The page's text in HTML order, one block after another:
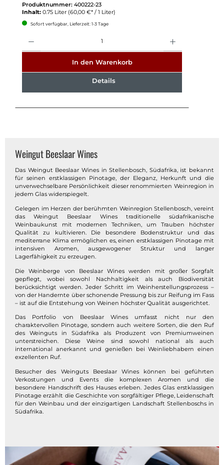
Produktnummer: 400222-23
Inhalt: 0.75 Liter (60,00 €* / 1 Liter)
Sofort verfügbar, Lieferzeit: 1-3 Tage
In den Warenkorb
Details
Weingut Beeslaar Wines
Das Weingut Beeslaar Wines in Stellenbosch, Südafrika, ist bekannt
für seinen erstklassigen Pinotage, der Eleganz, Herkunft und die
unverwechselbare Persönlichkeit dieser renommierten Weinregion in
jedem Glas widerspiegelt.
Gelegen im Herzen der berühmten Weinregion Stellenbosch, vereint
das Weingut Beeslaar Wines traditionelle südafrikanische
Weinbaukunst mit modernen Techniken, um Trauben höchster
Qualität zu kultivieren. Die besondere Bodenstruktur und das
mediterrane Klima ermöglichen es, einen erstklassigen Pinotage mit
intensiven Aromen, ausgewogener Struktur und langer
Lagerfähigkeit zu erzeugen.
Die Weinberge von Beeslaar Wines werden mit großer Sorgfalt
gepflegt, wobei sowohl Nachhaltigkeit als auch Biodiversität
berücksichtigt werden. Jeder Schritt im Weinherstellungsprozess –
von der Handernte über schonende Pressung bis zur Reifung im Fass
– ist auf die Entstehung von Weinen höchster Qualität ausgerichtet.
Das Portfolio von Beeslaar Wines umfasst nicht nur den
charaktervollen Pinotage, sondern auch weitere Sorten, die den Ruf
des Weinguts in Südafrika als Produzent von Premiumweinen
unterstreichen. Diese Weine sind sowohl national als auch
international anerkannt und genießen bei Weinliebhabern einen
exzellenten Ruf.
Besucher des Weinguts Beeslaar Wines können bei geführten
Verkostungen und Events die komplexen Aromen und die
besondere Handschrift des Hauses erleben. Jedes Glas erstklassigen
Pinotage erzählt die Geschichte von sorgfältiger Pflege, Leidenschaft
für den Weinbau und der einzigartigen Landschaft Stellenboschs in
Südafrika.